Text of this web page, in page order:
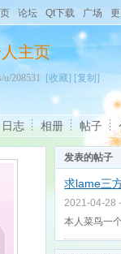
论坛 Qt下载 广场
主页
u/208531 [收藏] [复制]
日志 相册 帖子
发表的帖子
求lame三方
2021-04-28
本人菜鸟一